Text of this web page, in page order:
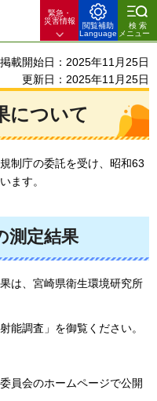
緊急・
災害情報
閲覧補助
Language
検索
メニュー
掲載開始日：2025年11月25日
更新日：2025年11月25日
について
制庁の委託を受け、昭和63
ます。
測定結果
は、宮崎県衛生環境研究所
能調査」を御覧ください。
員会のホームページで公開